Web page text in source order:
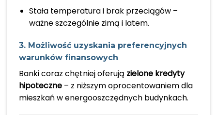
Stała temperatura i brak przeciągów –
ważne szczególnie zimą i latem.
3. Możliwość uzyskania preferencyjnych
warunków finansowych
Banki coraz chętniej oferują zielone kredyty
hipoteczne – z niższym oprocentowaniem dla
mieszkań w energooszczędnych budynkach.